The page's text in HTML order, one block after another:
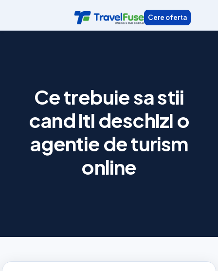
content
Cere oferta
Ce trebuie sa stii
cand iti deschizi o
agentie de turism
online